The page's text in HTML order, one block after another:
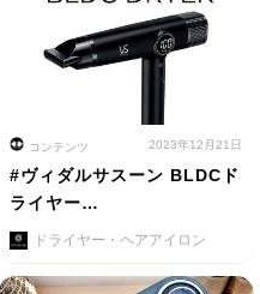
コンテンツ 2023年12月21日
#ヴィダルサスーン BLDCド
ライヤー…
ドライヤー・ヘアアイロン